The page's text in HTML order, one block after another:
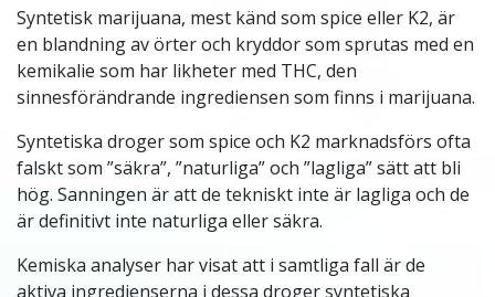
Syntetisk marijuana, mest känd som spice eller K2, är
en blandning av örter och kryddor som sprutas med en
kemikalie som har likheter med THC, den
sinnesförändrande ingrediensen som finns i marijuana.
Syntetiska droger som spice och K2 marknadsförs ofta
falskt som ”säkra”, ”naturliga” och ”lagliga” sätt att bli
hög. Sanningen är att de tekniskt inte är lagliga och de
är definitivt inte naturliga eller säkra.
Kemiska analyser har visat att i samtliga fall är de
aktiva ingredienserna i dessa droger syntetiska